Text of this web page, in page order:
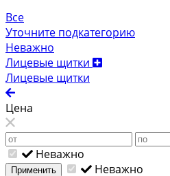
Все
Уточните подкатегорию
Неважно
Лицевые щитки
Лицевые щитки
Цена
Неважно
Применить
Неважно